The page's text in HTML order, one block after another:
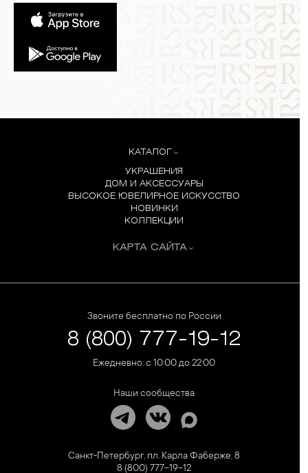
КАТАЛОГ
УКРАШЕНИЯ
ДОМ И АКСЕССУАРЫ
ВЫСОКОЕ ЮВЕЛИРНОЕ ИСКУССТВО
НОВИНКИ
КОЛЛЕКЦИИ
КАРТА САЙТА
Звоните бесплатно по России
8 (800) 777-19-12
Ежедневно: с 10:00 до 22:00
Наши сообщества
Санкт-Петербург, пл. Карла Фаберже, 8
8 (800) 777-19-12